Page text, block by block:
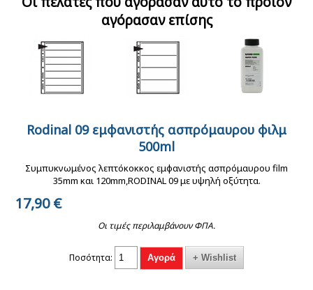
επίδρασης χημικού.
πλυσίματος φιλμ και
χαρτιου 100ml
τανκ εμφάνισης
ασπρόμαυρου φιλμ
σκοτεινού θαλάμου
24Χ30 cm (κόκκινη)
αγόρασαν επίσης
Kenro ριζόχαρτο
Kenro ριζόχαρτο
αρχειοθέτησης φιλμ
Ilford rapid fixer για
Rodinal 09 εμφανιστής ασπρόμαυρου φιλμ
500ml
Συμπυκνωμένος λεπτόκοκκος εμφανιστής ασπρόμαυρου film
35mm και 120mm,RODINAL 09 με υψηλή οξύτητα.
17,90€
Οι τιμές περιλαμβάνουν ΦΠΑ.
Ποσότητα: